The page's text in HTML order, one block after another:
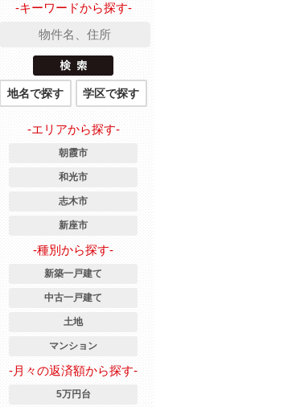
-キーワードから探す-
地名で探す 学区で探す
-エリアから探す-
朝霞市
和光市
志木市
新座市
-種別から探す-
新築一戸建て
中古一戸建て
土地
マンション
-月々の返済額から探す-
5万円台